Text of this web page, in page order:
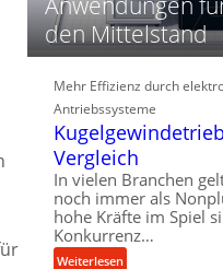
d
e
e
r
f
o
r
m
a
n
c
den Mittelstand
Mehr Effizienz durch
Antriebssysteme
Vergleich
In vielen Branchen
noch immer als
hohe Kräfte im Spiel
Konkurrenz…
Weiterlesen: